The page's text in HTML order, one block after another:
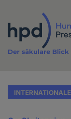
Inhalt
Der säkulare Blick